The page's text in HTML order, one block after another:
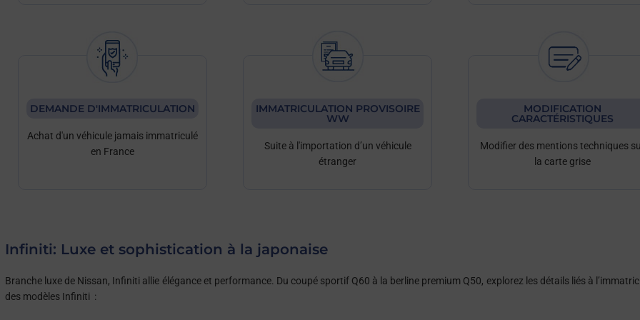
DEMANDE D'IMMATRICULATION
Achat d'un véhicule jamais immatriculé
en France
IMMATRICULATION PROVISOIRE
WW
Suite à l'importation d’un véhicule
étranger
MODIFICATION
CARACTÉRISTIQUES
Modifier des mentions techniques
la carte grise
Infiniti: Luxe et sophistication à la japonaise
Branche luxe de Nissan, Infiniti allie élégance et performance. Du coupé sportif Q60 à la berline premium Q50, explorez les détails liés à
des modèles Infiniti :